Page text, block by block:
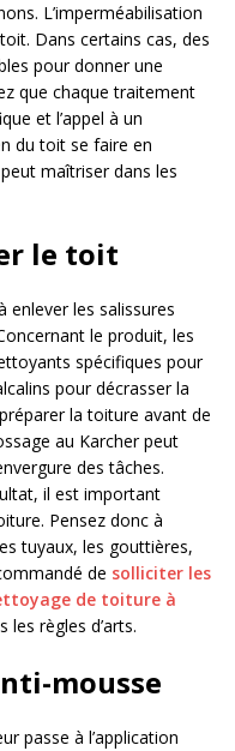
L’imperméabilisation
Dans certains cas, des
pour donner une
que chaque traitement
et l’appel à un
du toit se faire en
maîtriser dans les
le toit
les salissures
le produit, les
spécifiques pour
pour décrasser la
la toiture avant de
au Karcher peut
des tâches.
il est important
Pensez donc à
tuyaux, les gouttières,
de solliciter les
de toiture à
règles d’arts.
mousse
passe à l’application